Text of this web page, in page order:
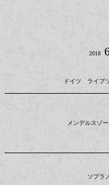
2018
ドイツ ライプ
メンデルスゾ
ソプラ